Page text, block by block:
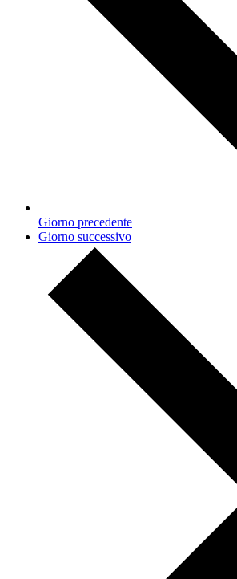
Giorno precedente
Giorno successivo